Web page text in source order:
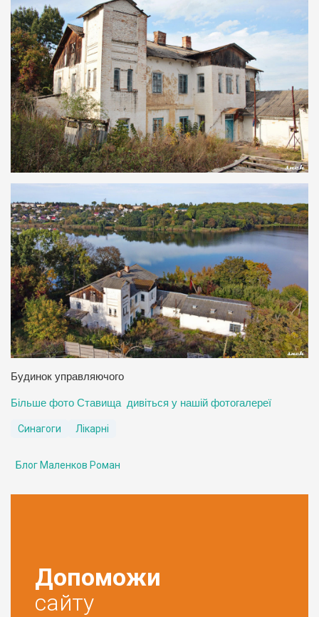
Будинок управляючого
Більше фото Ставища дивіться у нашій фотогалереї
Синагоги Лікарні
Блог Маленков Роман
Допоможи
сайту